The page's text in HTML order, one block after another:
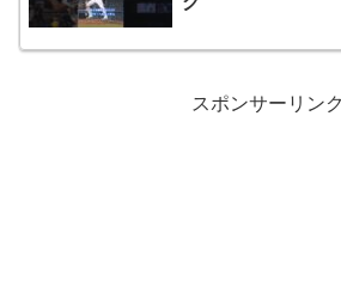
スポンサーリンク